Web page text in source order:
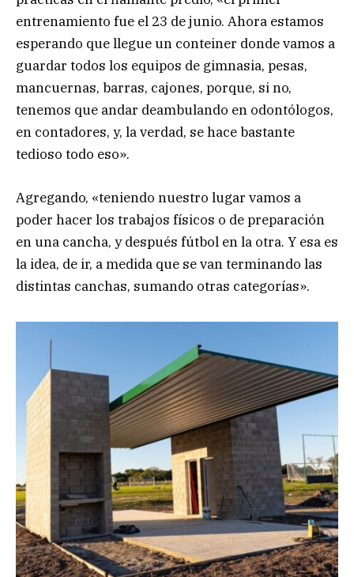
entrenamiento fue el 23 de junio. Ahora estamos
esperando que llegue un conteiner donde vamos a
guardar todos los equipos de gimnasia, pesas,
mancuernas, barras, cajones, porque, si no,
tenemos que andar deambulando en odontólogos,
en contadores, y, la verdad, se hace bastante
tedioso todo eso».
Agregando, «teniendo nuestro lugar vamos a
poder hacer los trabajos físicos o de preparación
en una cancha, y después fútbol en la otra. Y esa es
la idea, de ir, a medida que se van terminando las
distintas canchas, sumando otras categorías».